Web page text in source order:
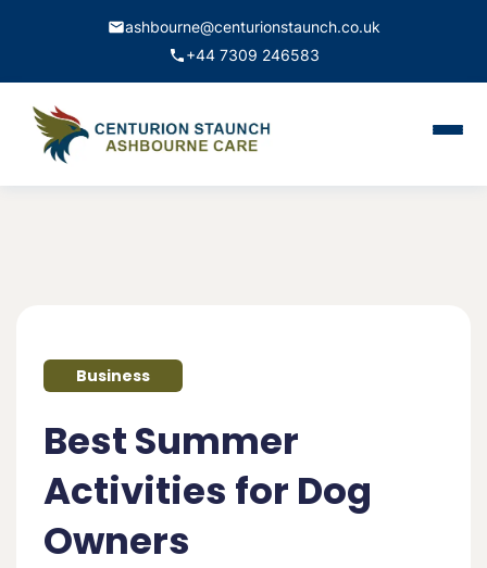
ashbourne@centurionstaunch.co.uk
+44 7309 246583
Business
Best Summer
Activities for Dog
Owners